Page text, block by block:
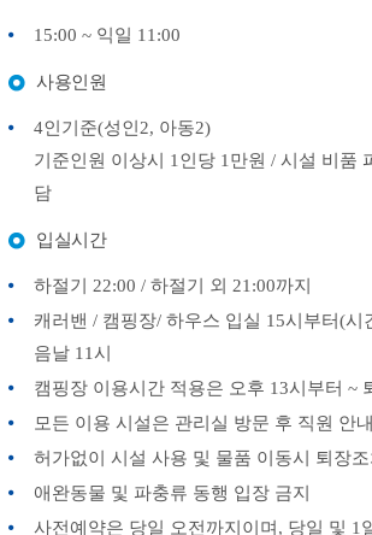
15:00 ~ 익일 11:00
사용인원
4인기준(성인2, 아동2)
기준인원 이상시 1인당 1만원 / 시설 비품
담
입실시간
하절기 22:00 / 하절기 외 21:00까지
캐러밴 / 캠핑장/ 하우스 입실 15시부터(시
음날 11시
캠핑장 이용시간 적용은 오후 13시부터 ~
모든 이용 시설은 관리실 방문 후 직원 안
허가없이 시설 사용 및 물품 이동시 퇴장조
애완동물 및 파충류 동행 입장 금지
사전예약은 당일 오전까지이며, 당일 및 1